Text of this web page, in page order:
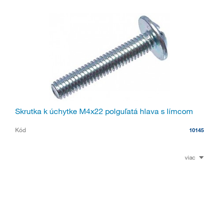
Skrutka k úchytke M4x22 polguľatá hlava s límcom
Kód 10145
viac